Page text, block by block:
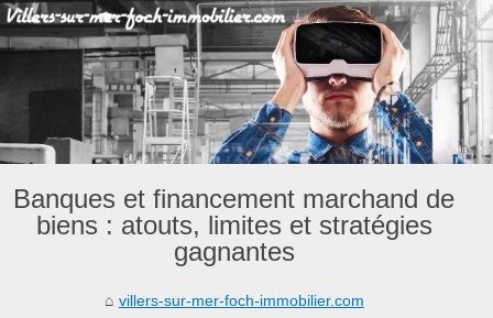
Banques et financement marchand de
biens : atouts, limites et stratégies
gagnantes
villers-sur-mer-foch-immobilier.com